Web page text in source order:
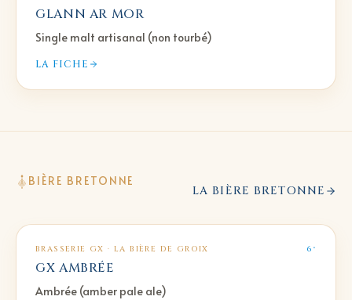
GLANN AR MOR
Single malt artisanal (non tourbé)
LA FICHE
BIÈRE BRETONNE
LA BIÈRE BRETONNE
BRASSERIE GX · LA BIÈRE DE GROIX 6°
GX AMBRÉE
Ambrée (amber pale ale)